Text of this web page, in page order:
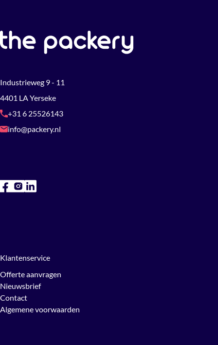
Industrieweg 9 - 11
4401 LA Yerseke
+31 6 25526143
info@packery.nl
Klantenservice
Offerte aanvragen
Nieuwsbrief
Contact
Algemene voorwaarden